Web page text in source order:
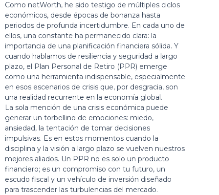
Como netWorth, he sido testigo de múltiples ciclos
económicos, desde épocas de bonanza hasta
periodos de profunda incertidumbre. En cada uno de
ellos, una constante ha permanecido clara: la
importancia de una planificación financiera sólida. Y
cuando hablamos de resiliencia y seguridad a largo
plazo, el Plan Personal de Retiro (PPR) emerge
como una herramienta indispensable, especialmente
en esos escenarios de crisis que, por desgracia, son
una realidad recurrente en la economía global.
La sola mención de una crisis económica puede
generar un torbellino de emociones: miedo,
ansiedad, la tentación de tomar decisiones
impulsivas. Es en estos momentos cuando la
disciplina y la visión a largo plazo se vuelven nuestros
mejores aliados. Un PPR no es solo un producto
financiero; es un compromiso con tu futuro, un
escudo fiscal y un vehículo de inversión diseñado
para trascender las turbulencias del mercado.